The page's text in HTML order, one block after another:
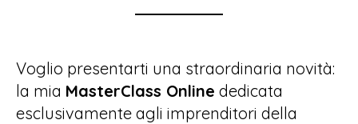
Voglio presentarti una straordinaria novità:
la mia MasterClass Online dedicata
esclusivamente agli imprenditori della